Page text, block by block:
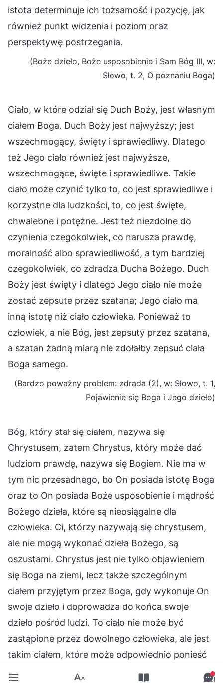
istota determinuje ich tożsamość i pozycję, jak
również punkt widzenia i poziom oraz
perspektywę postrzegania.
(Boże dzieło, Boże usposobienie i Sam Bóg III, w:
Słowo, t. 2, O poznaniu Boga)
Ciało, w które odział się Duch Boży, jest własnym
ciałem Boga. Duch Boży jest najwyższy; jest
wszechmogący, święty i sprawiedliwy. Dlatego
też Jego ciało również jest najwyższe,
wszechmogące, święte i sprawiedliwe. Takie
ciało może czynić tylko to, co jest sprawiedliwe i
korzystne dla ludzkości, to, co jest święte,
chwalebne i potężne. Jest też niezdolne do
czynienia czegokolwiek, co narusza prawdę,
moralność albo sprawiedliwość, a tym bardziej
czegokolwiek, co zdradza Ducha Bożego. Duch
Boży jest święty i dlatego Jego ciało nie może
zostać zepsute przez szatana; Jego ciało ma
inną istotę niż ciało człowieka. Ponieważ to
człowiek, a nie Bóg, jest zepsuty przez szatana,
a szatan żadną miarą nie zdołałby zepsuć ciała
Boga samego.
(Bardzo poważny problem: zdrada (2), w: Słowo, t. 1,
Pojawienie się Boga i Jego dzieło)
Bóg, który stał się ciałem, nazywa się
Chrystusem, zatem Chrystus, który może dać
ludziom prawdę, nazywa się Bogiem. Nie ma w
tym nic przesadnego, bo On posiada istotę Boga
oraz to On posiada Boże usposobienie i mądrość
Bożego dzieła, które są nieosiągalne dla
człowieka. Ci, którzy nazywają się chrystusem,
ale nie mogą wykonać dzieła Bożego, są
oszustami. Chrystus jest nie tylko objawieniem
się Boga na ziemi, lecz także szczególnym
ciałem przyjętym przez Boga, gdy wykonuje On
swoje dzieło i doprowadza do końca swoje
dzieło pośród ludzi. To ciało nie może być
zastąpione przez dowolnego człowieka, ale jest
takim ciałem, które może odpowiednio ponieść